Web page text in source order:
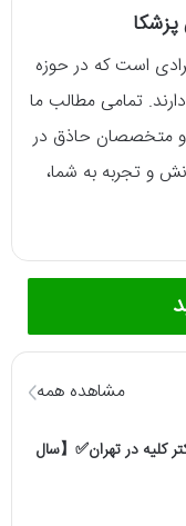
پزشکا
است که در حوزه
تمامی مطالب ما
و متخصصان حاذق در
و تجربه به شما،
مشاهده همه
دکتر کلیه در تهران✅【سال